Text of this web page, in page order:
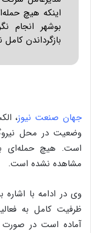
اینکه هیچ
بوشهر انجام
بازگرداندن
جهان صنعت نیوز،
وضعیت در محل
است. هیچ حمله‌ای
مشاهده نشده است.
وی در ادامه با اشاره
ظرفیت کامل به
آماده است در صورت